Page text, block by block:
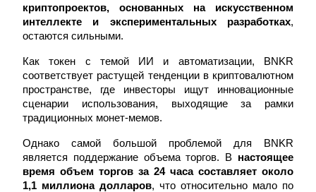
Торговые стратегии
Заработок
криптопроектов, основанных на искусственном
интеллекте и экспериментальных разработках,
остаются сильными.
Как токен с темой ИИ и автоматизации, BNKR
соответствует растущей тенденции в криптовалютном
пространстве, где инвесторы ищут инновационные
сценарии использования, выходящие за рамки
традиционных монет-мемов.
Однако самой большой проблемой для BNKR
является поддержание объема торгов. В настоящее
время объем торгов за 24 часа составляет около
1,1 миллиона долларов, что относительно мало по